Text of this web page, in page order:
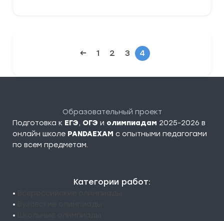
← 1 2 3 4
Образовательный проект
Подготовка к ЕГЭ, ОГЭ и олимпиадам 2025-2026 в
онлайн школе PANDAEXAM c опытными педагогами
по всем предметам.
Категории работ:
•
•
•